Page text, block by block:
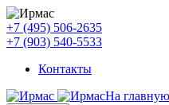
+7 (495) 506-2635
+7 (903) 540-5533
Контакты
На главную